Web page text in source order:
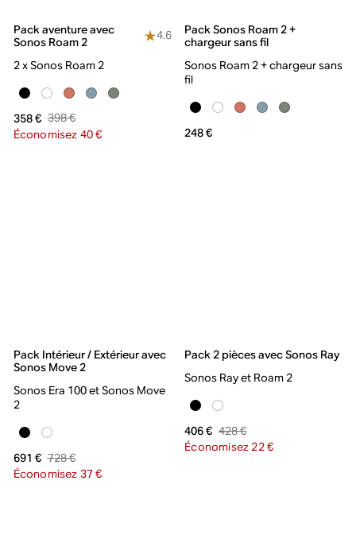
Pack aventure avec
Sonos Roam 2
4.6
2 x Sonos Roam 2
358 € 398 €
Économisez 40 €
Pack Sonos Roam 2 +
chargeur sans fil
Sonos Roam 2 + chargeur sans
fil
248 €
Pack Intérieur / Extérieur avec
Sonos Move 2
Sonos Era 100 et Sonos Move
2
691 € 728 €
Économisez 37 €
Pack 2 pièces avec Sonos Ray
Sonos Ray et Roam 2
406 € 428 €
Économisez 22 €